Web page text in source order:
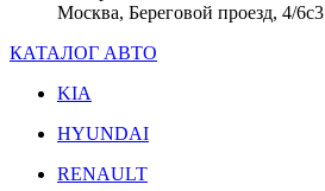
Москва, Береговой проезд, 4/6с3
КАТАЛОГ АВТО
KIA
HYUNDAI
RENAULT